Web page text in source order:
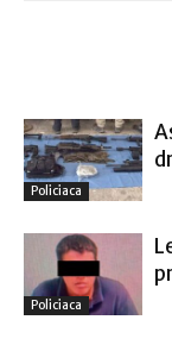
Policiaca
Policiaca